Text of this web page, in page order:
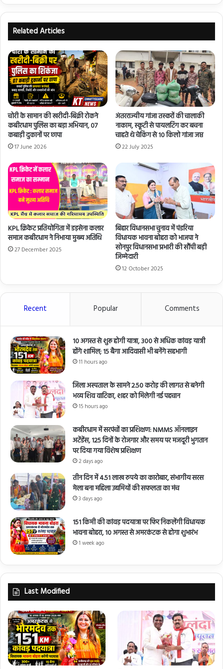
Related Articles
चोरी के सामान की खरीदी-बिक्री रोकने
कबीरधाम पुलिस का बड़ा अभियान, 07
कबाड़ी दुकानों पर छापा
17 June 2026
अंतरराज्यीय गांजा तस्करों की चालाकी
नाकाम, स्कूटी से पायलटिंग कर बचना
चाहते थे चेकिंग से 10 किलो गांजा जप्त
22 July 2025
KPL क्रिकेट प्रतियोगिता में डड़सेना कलार
समाज कबीरधाम ने निभाया मुख्य अतिथि
27 December 2025
बिहार विधानसभा चुनाव में पंडरिया
विधायक भावना बोहरा को भाजपा ने
सोनपुर विधानसभा प्रभारी की सौंपी बड़ी
जिम्मेदारी
12 October 2025
Recent Popular Comments
10 अगस्त से शुरू होगी यात्रा, 300 से अधिक कांवड़ यात्री
होंगे शामिल; 15 बैगा आदिवासी भी बनेंगे सहभागी
11 hours ago
जिला अस्पताल के सामने 2.50 करोड़ की लागत से बनेगी
भव्य शिव वाटिका, शहर को मिलेगी नई पहचान
15 hours ago
कबीरधाम में सरपंचों का प्रशिक्षण: NMMS ऑनलाइन
अटेंडेंस, 125 दिनों के रोजगार और समय पर मजदूरी भुगतान
पर दिया गया विशेष प्रशिक्षण
2 days ago
तीन दिन में 4.51 लाख रुपये का कारोबार, संभागीय सरस
मेला बना महिला उद्यमियों की सफलता का मंच
3 days ago
151 किमी की कांवड़ पदयात्रा पर फिर निकलेंगी विधायक
भावना बोहरा, 10 अगस्त से अमरकंटक से होगा शुभारंभ
1 week ago
Last Modified